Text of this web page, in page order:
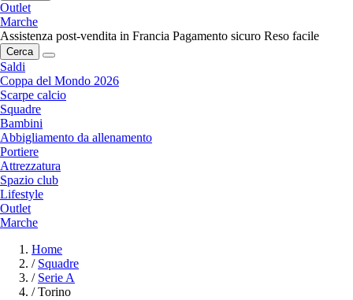
Outlet
Marche
Assistenza post-vendita in Francia Pagamento sicuro Reso facile
Cerca
Saldi
Coppa del Mondo 2026
Scarpe calcio
Squadre
Bambini
Abbigliamento da allenamento
Portiere
Attrezzatura
Spazio club
Lifestyle
Outlet
Marche
Home
/ Squadre
/ Serie A
/ Torino